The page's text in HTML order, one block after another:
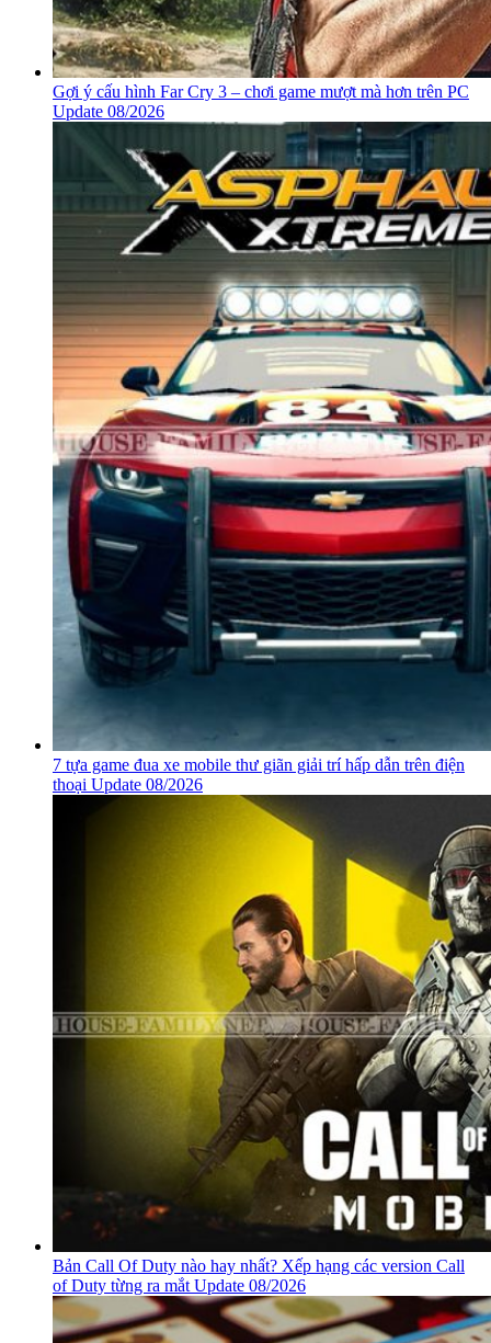
Gợi ý cấu hình Far Cry 3 – chơi game mượt mà hơn trên PC
Update 08/2026
7 tựa game đua xe mobile thư giãn giải trí hấp dẫn trên điện
thoại Update 08/2026
Bản Call Of Duty nào hay nhất? Xếp hạng các version Call
of Duty từng ra mắt Update 08/2026